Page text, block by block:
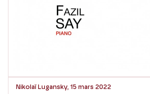
Nikolaï Lugansky, 15 mars 2022